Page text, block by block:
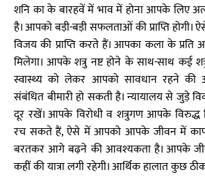
शनि का के बारहवें में भाव में होना आपके लिए
है। आपको बड़ी-बड़ी सफलताओं की प्राप्ति
विजय की प्राप्ति करते हैं। आपका कला के
मिलेगा। आपके शत्रु नष्ट होने के साथ-साथ कई
स्वास्थ्य को लेकर आपको सावधान रहने
संबंधित बीमारी हो सकती है। न्यायालय से जुड़े
दूर रखें। आपके विरोधी व शत्रुगण आपके विरुद्ध
रच सकते हैं, ऐसे में आपको आपके जीवन में
बरतकर आगे बढ़ने की आवश्यकता है। आपके
कहीं की यात्रा लगी रहेगी। आर्थिक हालात कुछ